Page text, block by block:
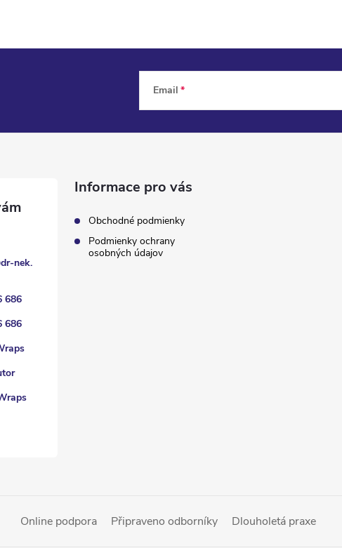
Email
dr-nek.
686
686
Informace pro vás
Obchodné podmienky
Podmienky ochrany
osobných údajov
Online podpora Připraveno odborníky Dlouholetá praxe